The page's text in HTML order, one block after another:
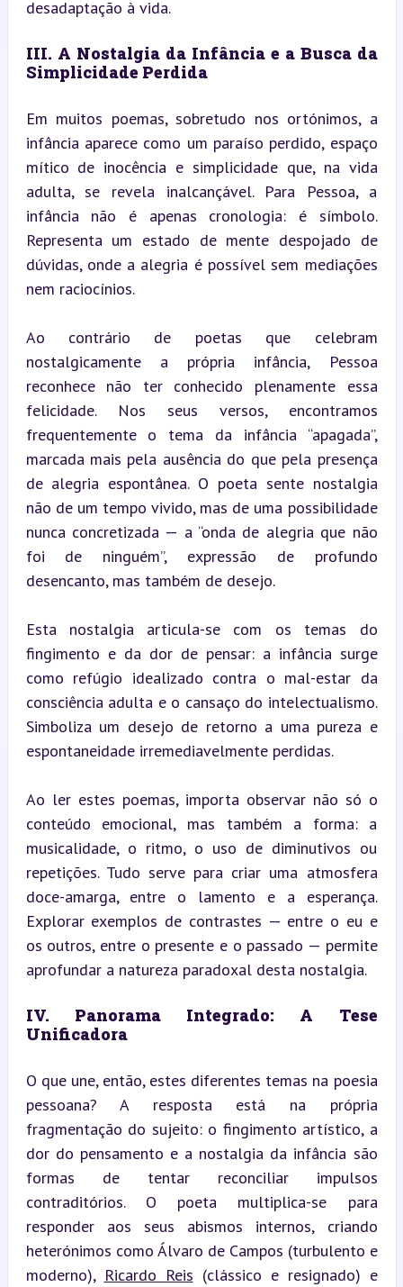
desadaptação à vida.
III. A Nostalgia da Infância e a Busca da
Simplicidade Perdida
Em muitos poemas, sobretudo nos ortónimos, a
infância aparece como um paraíso perdido, espaço
mítico de inocência e simplicidade que, na vida
adulta, se revela inalcançável. Para Pessoa, a
infância não é apenas cronologia: é símbolo.
Representa um estado de mente despojado de
dúvidas, onde a alegria é possível sem mediações
nem raciocínios.
Ao contrário de poetas que celebram
nostalgicamente a própria infância, Pessoa
reconhece não ter conhecido plenamente essa
felicidade. Nos seus versos, encontramos
frequentemente o tema da infância “apagada”,
marcada mais pela ausência do que pela presença
de alegria espontânea. O poeta sente nostalgia
não de um tempo vivido, mas de uma possibilidade
nunca concretizada — a “onda de alegria que não
foi de ninguém”, expressão de profundo
desencanto, mas também de desejo.
Esta nostalgia articula-se com os temas do
fingimento e da dor de pensar: a infância surge
como refúgio idealizado contra o mal-estar da
consciência adulta e o cansaço do intelectualismo.
Simboliza um desejo de retorno a uma pureza e
espontaneidade irremediavelmente perdidas.
Ao ler estes poemas, importa observar não só o
conteúdo emocional, mas também a forma: a
musicalidade, o ritmo, o uso de diminutivos ou
repetições. Tudo serve para criar uma atmosfera
doce-amarga, entre o lamento e a esperança.
Explorar exemplos de contrastes — entre o eu e
os outros, entre o presente e o passado — permite
aprofundar a natureza paradoxal desta nostalgia.
IV. Panorama Integrado: A Tese
Unificadora
O que une, então, estes diferentes temas na poesia
pessoana? A resposta está na própria
fragmentação do sujeito: o fingimento artístico, a
dor do pensamento e a nostalgia da infância são
formas de tentar reconciliar impulsos
contraditórios. O poeta multiplica-se para
responder aos seus abismos internos, criando
heterónimos como Álvaro de Campos (turbulento e
moderno), Ricardo Reis (clássico e resignado) e